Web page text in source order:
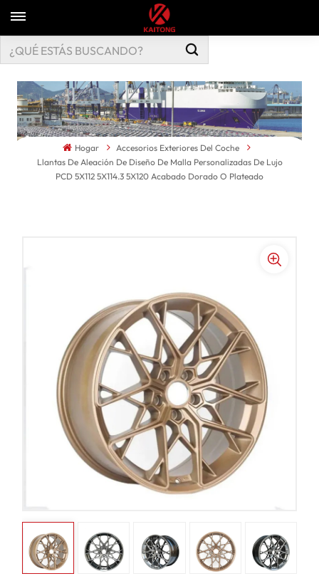
Hogar
Accesorios Exteriores Del Coche
Llantas De Aleación De Diseño De Malla Personalizadas De Lujo
PCD 5X112 5X114.3 5X120 Acabado Dorado O Plateado